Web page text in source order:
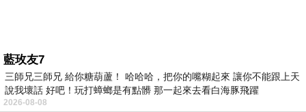
藍玫友7
三師兄三師兄 給你糖葫蘆！ 哈哈哈，把你的嘴糊起來 讓你不能跟上天
說我壞話 好吧！玩打蟑螂是有點髒 那一起來去看白海豚飛躍
2026-08-08